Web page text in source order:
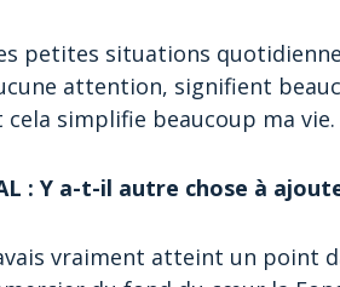
petites situations
attention, signifient
cela simplifie beaucoup ma vie.
: Y a-t-il autre chose à
vraiment atteint un point